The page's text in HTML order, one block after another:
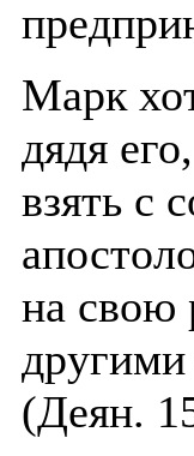
Марк
дядя
взять с
на свою
(Деян.